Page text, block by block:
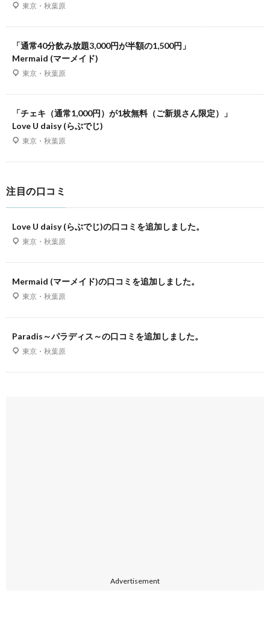
東京・秋葉原
「通常40分飲み放題3,000円が半額の1,500円」
Mermaid (マーメイド)
東京・秋葉原
「チェキ（通常1,000円）が1枚無料（ご新規さん限定）」
Love U daisy (らぶでじ)
東京・秋葉原
注目の口コミ
Love U daisy (らぶでじ)の口コミを追加しました。
東京・秋葉原
Mermaid (マーメイド)の口コミを追加しました。
東京・秋葉原
Paradis～パラディス～の口コミを追加しました。
東京・秋葉原
Advertisement